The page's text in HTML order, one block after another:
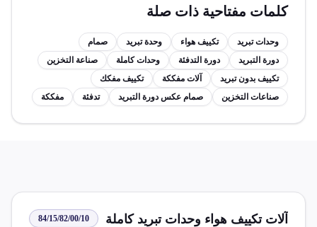
كلمات مفتاحية ذات صلة
وحدات تبريد تكييف هواء وحدة تبريد
صمام
دورة التبريد
دورة التدفئة وحدات كاملة
صناعة التخزين
تكييف بدون تبريد
آلات مفككة
تكييف مفكك
صناعات التخزين
صمام عكس دورة التبريد تدفئة مفككة
آلات تكييف هواء وحدات تبريد كاملة 84/15/82/00/10